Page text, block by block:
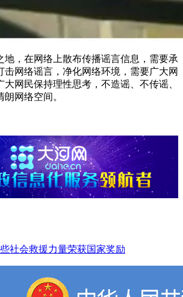
，在网络上散布传播谣言信息，需要承
击网络谣言，净化网络环境，需要广大网
大网民保持理性思考，不造谣、不传谣、
网络空间。
社会救援力量荣获国家奖励